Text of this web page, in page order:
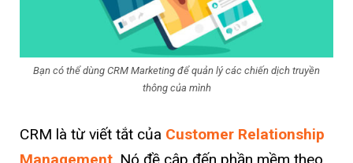
Bạn có thể dùng CRM Marketing để quản lý các chiến dịch truyền
thông của mình
CRM là từ viết tắt của Customer Relationship